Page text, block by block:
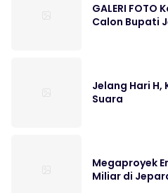
GALERI
Calon Bupati
Jelang Hari H,
Suara
Megaproyek
Miliar di